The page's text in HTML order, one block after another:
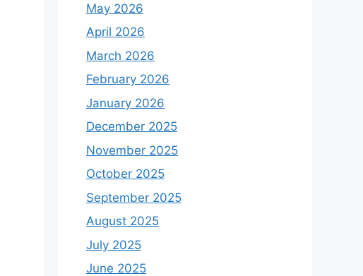
May 2026
April 2026
March 2026
February 2026
January 2026
December 2025
November 2025
October 2025
September 2025
August 2025
July 2025
June 2025